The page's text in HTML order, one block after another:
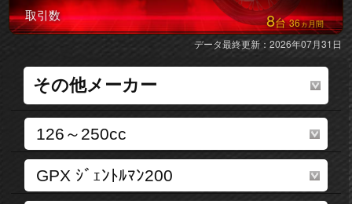
取引数 8台36ヵ月間
データ最終更新：2026年07月31日